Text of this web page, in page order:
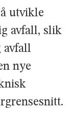
utvikle
avfall, slik
avfall
nye